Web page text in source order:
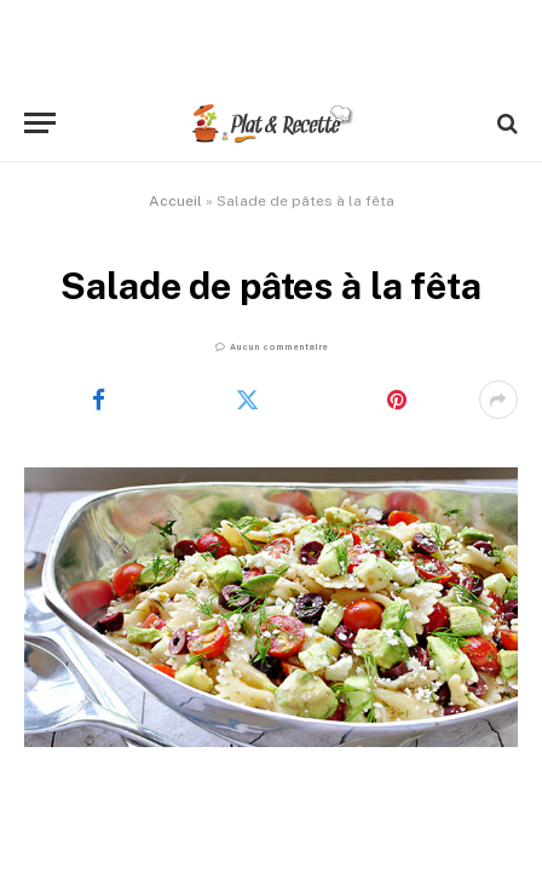
Accueil » Salade de pâtes à la fêta
Salade de pâtes à la fêta
Aucun commentaire